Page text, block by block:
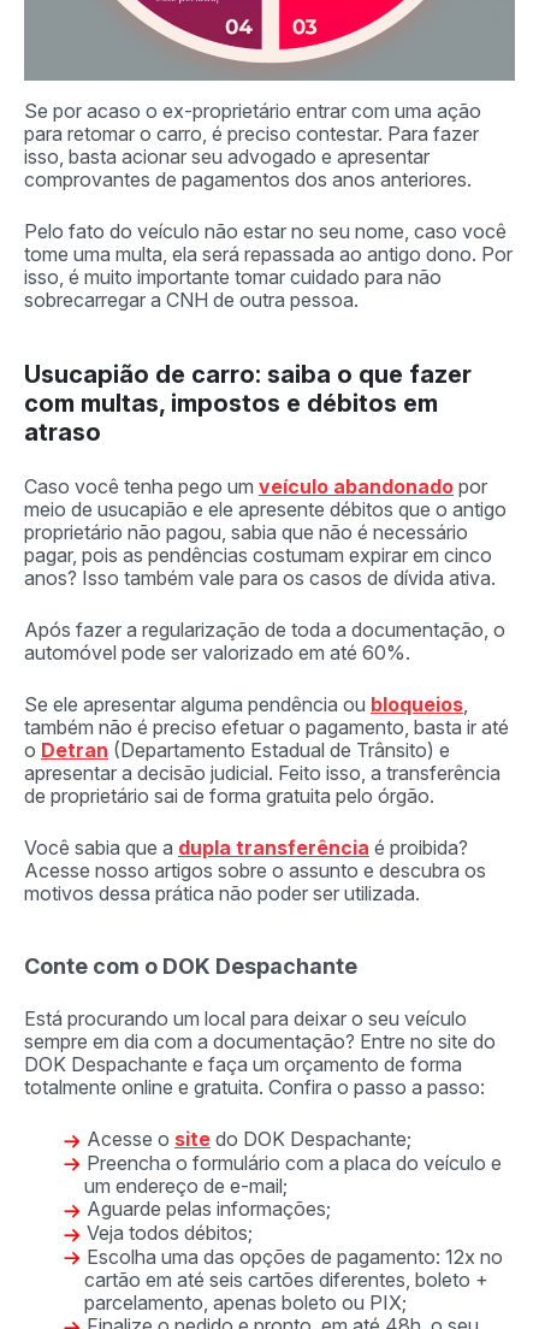
Se por acaso o ex-proprietário entrar com uma ação
para retomar o carro, é preciso contestar. Para fazer
isso, basta acionar seu advogado e apresentar
comprovantes de pagamentos dos anos anteriores.
Pelo fato do veículo não estar no seu nome, caso você
tome uma multa, ela será repassada ao antigo dono. Por
isso, é muito importante tomar cuidado para não
sobrecarregar a CNH de outra pessoa.
Usucapião de carro: saiba o que fazer
com multas, impostos e débitos em
atraso
Caso você tenha pego um veículo abandonado por
meio de usucapião e ele apresente débitos que o antigo
proprietário não pagou, sabia que não é necessário
pagar, pois as pendências costumam expirar em cinco
anos? Isso também vale para os casos de dívida ativa.
Após fazer a regularização de toda a documentação, o
automóvel pode ser valorizado em até 60%.
Se ele apresentar alguma pendência ou bloqueios
também não é preciso efetuar o pagamento, basta ir até
o Detran (Departamento Estadual de Trânsito) e
apresentar a decisão judicial. Feito isso, a transferência
de proprietário sai de forma gratuita pelo órgão.
Você sabia que a dupla transferência é proibida?
Acesse nosso artigos sobre o assunto e descubra os
motivos dessa prática não poder ser utilizada.
Conte com o DOK Despachante
Está procurando um local para deixar o seu veículo
sempre em dia com a documentação? Entre no site do
DOK Despachante e faça um orçamento de forma
totalmente online e gratuita. Confira o passo a passo:
Acesse o site do DOK Despachante;
Preencha o formulário com a placa do veículo e
um endereço de e-mail;
Aguarde pelas informações;
Veja todos débitos;
Escolha uma das opções de pagamento: 12x no
cartão em até seis cartões diferentes, boleto +
parcelamento, apenas boleto ou PIX;